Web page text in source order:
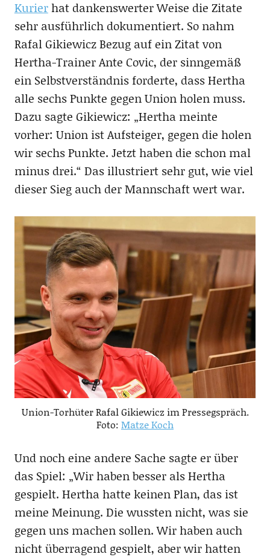
Kurierhat dankenswerter Weise die Zitate
sehr ausführlich dokumentiert. So nahm
Rafal Gikiewicz Bezug auf ein Zitat von
Hertha-Trainer Ante Covic, der sinngemäß
ein Selbstverständnis forderte, dass Hertha
alle sechs Punkte gegen Union holen muss.
Dazu sagte Gikiewicz: „Hertha meinte
vorher: Union ist Aufsteiger, gegen die holen
wir sechs Punkte. Jetzt haben die schon mal
minus drei.“ Das illustriert sehr gut, wie viel
dieser Sieg auch der Mannschaft wert war.
Union-Torhüter Rafal Gikiewicz im Pressegspräch.
Foto: Matze Koch
Und noch eine andere Sache sagte er über
das Spiel: „Wir haben besser als Hertha
gespielt. Hertha hatte keinen Plan, das ist
meine Meinung. Die wussten nicht, was sie
gegen uns machen sollen. Wir haben auch
nicht überragend gespielt, aber wir hatten